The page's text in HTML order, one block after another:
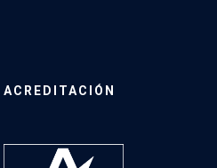
ACREDITACIÓN